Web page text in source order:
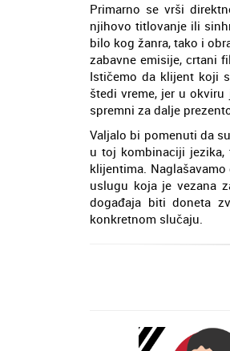
Primarno se vrši
njihovo titlovanje ili
bilo kog žanra, tako i
zabavne emisije, crtani
Ističemo da klijent koji
štedi vreme, jer u
spremni za dalje
Valjalo bi pomenuti da
u toj kombinaciji jezika,
klijentima.
uslugu koja je vezana
događaja biti doneta
konkretnom slučaju.